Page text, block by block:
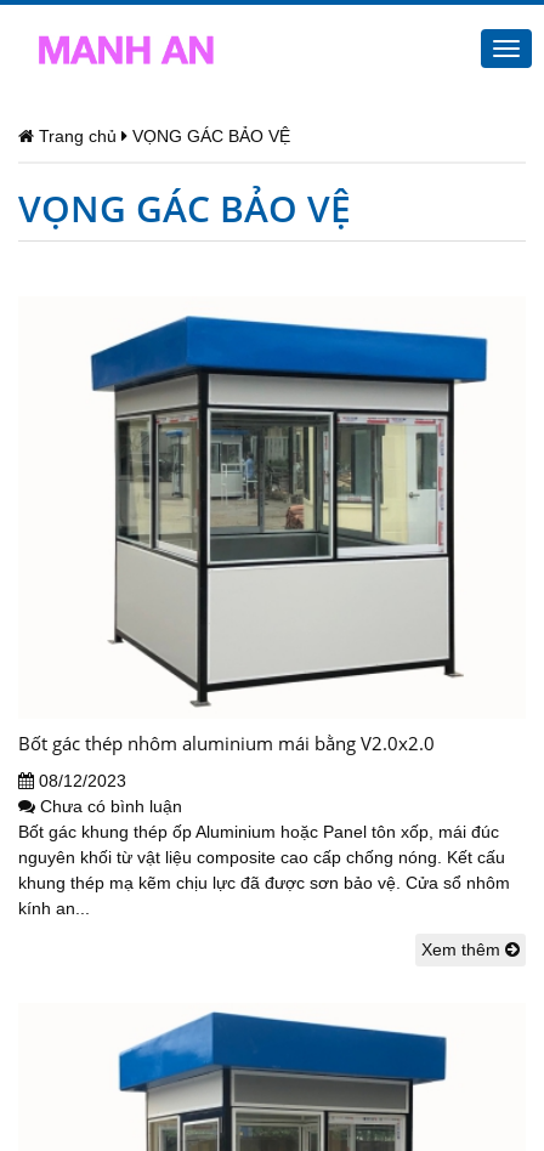
Trang chủ VỌNG GÁC BẢO VỆ
VỌNG GÁC BẢO VỆ
Bốt gác thép nhôm aluminium mái bằng V2.0x2.0
08/12/2023
Chưa có bình luận
Bốt gác khung thép ốp Aluminium hoặc Panel tôn xốp, mái đúc
nguyên khối từ vật liệu composite cao cấp chống nóng. Kết cấu
khung thép mạ kẽm chịu lực đã được sơn bảo vệ. Cửa sổ nhôm
kính an...
Xem thêm